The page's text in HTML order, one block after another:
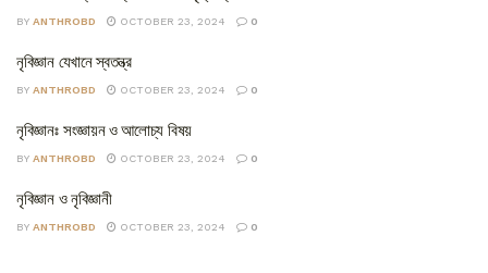
BY ANTHROBD OCTOBER 23, 2024 0
নৃবিজ্ঞান যেখানে স্বতন্ত্র
BY ANTHROBD OCTOBER 23, 2024 0
নৃবিজ্ঞানঃ সংজ্ঞায়ন ও আলোচ্য বিষয়
BY ANTHROBD OCTOBER 23, 2024 0
নৃবিজ্ঞান ও নৃবিজ্ঞানী
BY ANTHROBD OCTOBER 23, 2024 0